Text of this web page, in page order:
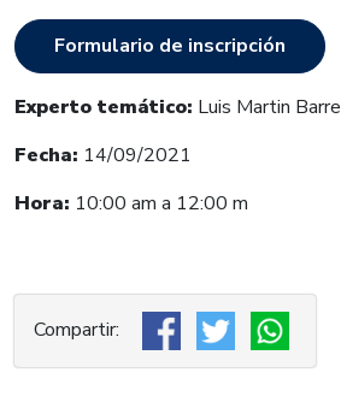
Formulario de inscripción
Experto temático: Luis Martin
Fecha: 14/09/2021
Hora: 10:00 am a 12:00 m